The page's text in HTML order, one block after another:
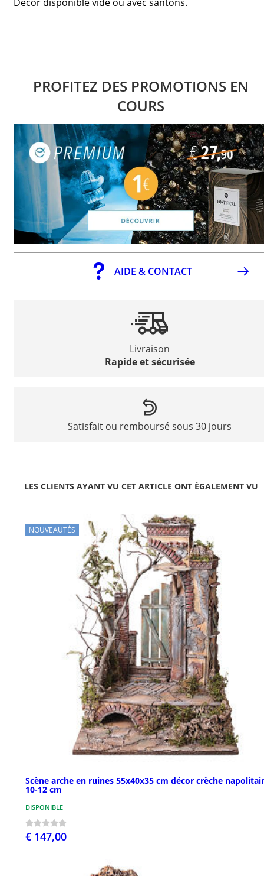
PROFITEZ DES PROMOTIONS EN
COURS
AIDE & CONTACT
Livraison
Rapide et sécurisée
Satisfait ou remboursé sous 30 jours
LES CLIENTS AYANT VU CET ARTICLE ONT ÉGALEMENT VU
NOUVEAUTÉS
Scène arche en ruines 55x40x35 cm décor crèche
10-12 cm
DISPONIBLE
€ 147,00